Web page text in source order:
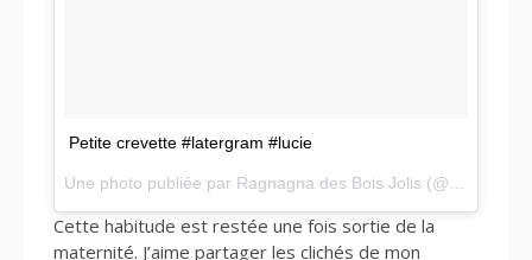
Petite crevette #latergram #lucie
Cette habitude est restée une fois sortie de la
maternité. J’aime partager les clichés de mon